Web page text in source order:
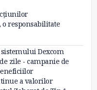
responsabilitate
Dexcom
zile - campanie de
a valorilor